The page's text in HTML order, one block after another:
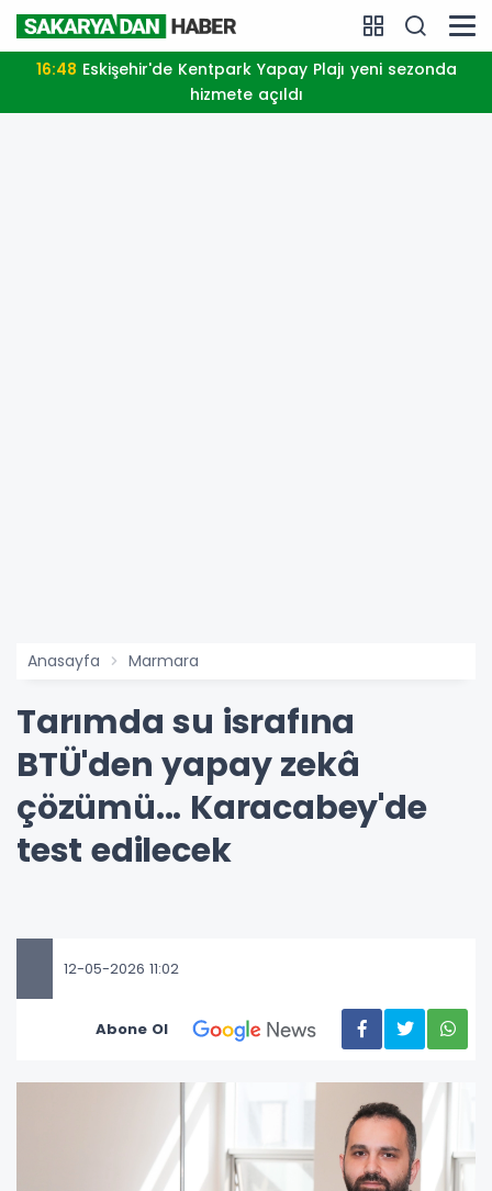
16:48
hizmete açıldı
Anasayfa Marmara
Tarımda su israfına
BTÜ'den yapay zekâ
çözümü... Karacabey'de
test edilecek
12-05-2026 11:02
Abone Ol